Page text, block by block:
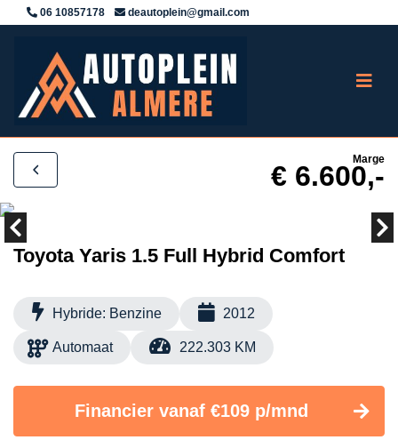
06 10857178 deautoplein@gmail.com
Marge
€ 6.600,-
Toyota Yaris 1.5 Full Hybrid Comfort
Hybride: Benzine 2012
Automaat 222.303 KM
Financier vanaf €109 p/mnd